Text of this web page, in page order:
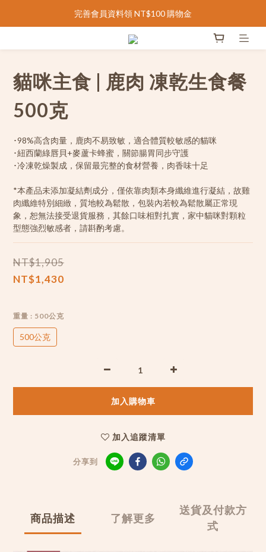
完善會員資料領 NT$100 購物金
台灣滿 NT$1000 免運 |  香港滿 NT$2500 免運
完善會員資料領 NT$100 購物金
貓咪主食 | 鹿肉 凍乾生食餐
500克
･98%高含肉量，鹿肉不易致敏，適合體質較敏感的貓咪
･紐西蘭綠唇貝+麥蘆卡蜂蜜，關節腸胃同步守護
･冷凍乾燥製成，保留最完整的食材營養，肉香味十足
*本產品未添加凝結劑成分，僅依靠肉類本身纖維進行凝結，故雞
肉纖維特別細緻，質地較為鬆散，包裝內若較為鬆散屬正常現
象，恕無法接受退貨服務，其餘口味相對扎實，家中貓咪對顆粒
型態強烈敏感者，請斟酌考慮。
NT$1,905
NT$1,430
重量 : 500公克
500公克
加入購物車
加入追蹤清單
分享到
商品描述 了解更多
送貨及付款方
式